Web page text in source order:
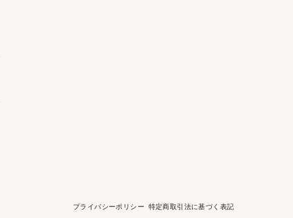
プライバシーポリシー 特定商取引法に基づく表記